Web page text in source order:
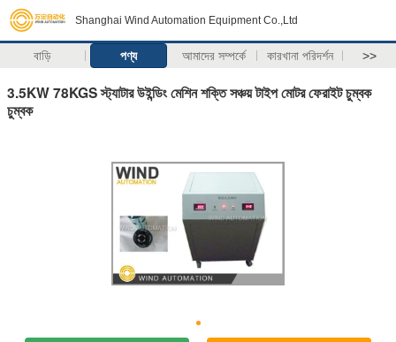
Shanghai Wind Automation Equipment Co.,Ltd
বাড়ি পণ্য আমাদের সম্পর্কে কারখানা পরিদর্শন >>
3.5KW 78KGS স্ট্যাটার উইন্ডিং মেশিন শক্তি সঞ্চয় টাইপ মোটর ফেরাইট চুম্বক
চুম্বক